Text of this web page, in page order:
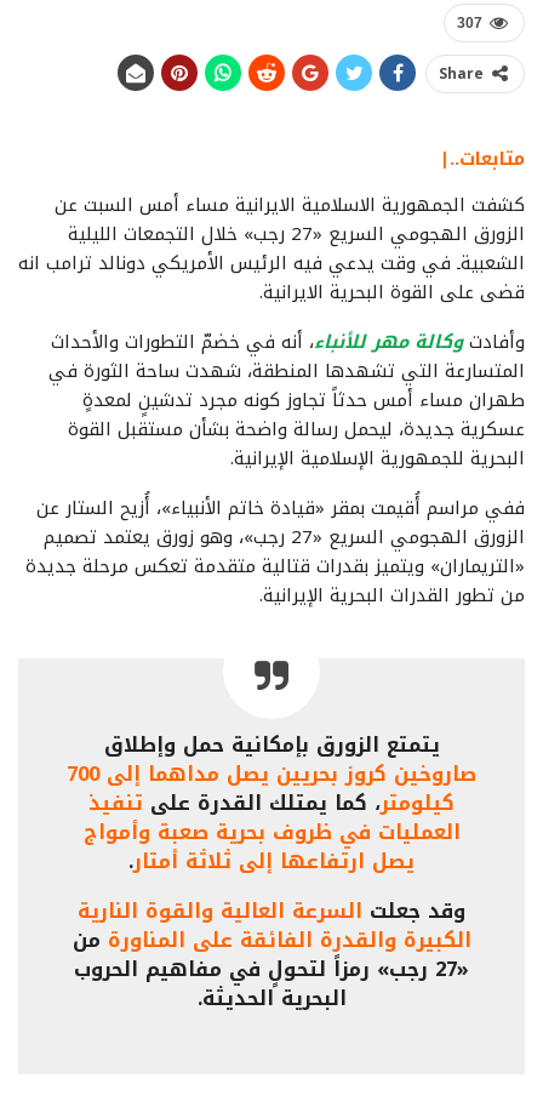
307
Share
متابعات..|
كشفت الجمهورية الاسلامية الايرانية مساء أمس السبت عن
الزورق الهجومي السريع «27 رجب» خلال التجمعات الليلية
الشعبيةـ في وقت يدعي فيه الرئيس الأمريكي دونالد ترامب انه
قضى على القوة البحرية الايرانية.
وأفادتوكالة مهر للأنباء، أنه في خضمّ التطورات والأحداث
المتسارعة التي تشهدها المنطقة، شهدت ساحة الثورة في
طهران مساء أمس حدثاً تجاوز كونه مجرد تدشينٍ لمعدةٍ
عسكرية جديدة، ليحمل رسالة واضحة بشأن مستقبل القوة
البحرية للجمهورية الإسلامية الإيرانية.
ففي مراسم أُقيمت بمقر «قيادة خاتم الأنبياء»، أُزيح الستار عن
الزورق الهجومي السريع «27 رجب»، وهو زورق يعتمد تصميم
«التريماران» ويتميز بقدرات قتالية متقدمة تعكس مرحلة جديدة
من تطور القدرات البحرية الإيرانية.
يتمتع الزورق بإمكانية حمل وإطلاق
صاروخين كروز بحريين يصل مداهما إلى 700
كيلومتر، كما يمتلك القدرة على تنفيذ
العمليات في ظروف بحرية صعبة وأمواج
يصل ارتفاعها إلى ثلاثة أمتار.
وقد جعلت السرعة العالية والقوة النارية
الكبيرة والقدرة الفائقة على المناورة من
«27 رجب» رمزاً لتحولٍ في مفاهيم الحروب
البحرية الحديثة.